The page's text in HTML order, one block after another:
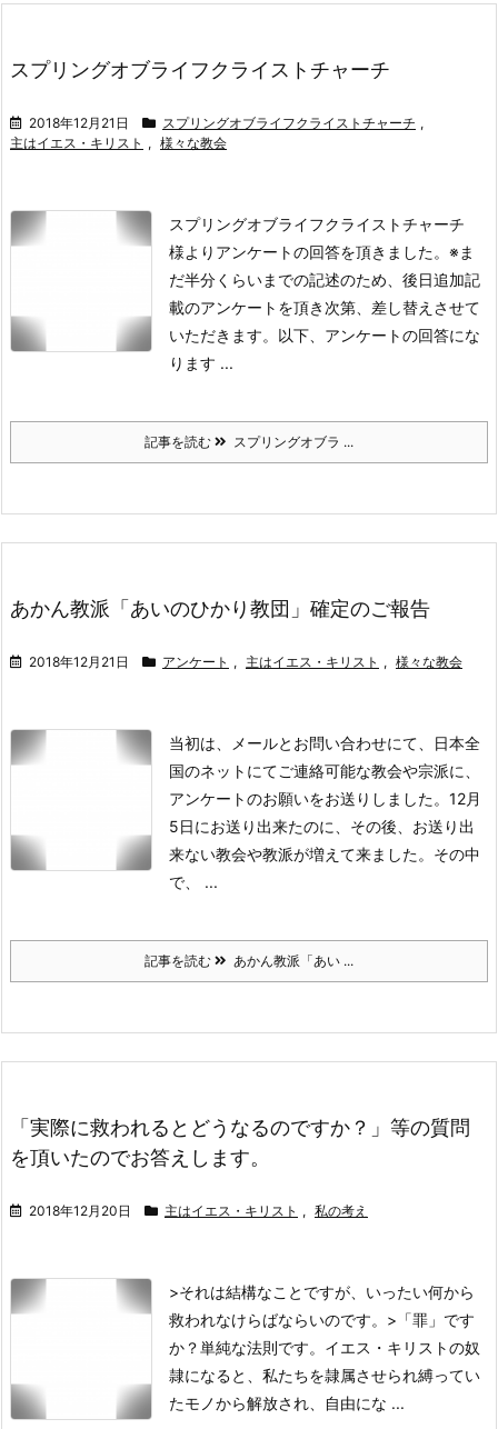
スプリングオブライフクライストチャーチ
2018年12月21日 スプリングオブライフクライストチャーチ ,
主はイエス・キリスト , 様々な教会
スプリングオブライフクライストチャーチ
様よりアンケートの回答を頂きました。 ※ま
だ半分くらいまでの記述のため、後日追加記
載のアンケートを頂き次第、差し替えさせて
いただきます。 以下、アンケートの回答にな
ります ...
記事を読む スプリングオブラ ...
あかん教派「あいのひかり教団」確定のご報告
2018年12月21日 アンケート , 主はイエス・キリスト , 様々な教会
当初は、メールとお問い合わせにて、日本全
国のネットにてご連絡可能な教会や宗派に、
アンケートのお願いをお送りしました。 12月
5日にお送り出来たのに、その後、お送り出
来ない教会や教派が増えて来ました。 その中
で、 ...
記事を読む あかん教派「あい ...
「実際に救われるとどうなるのですか？」等の質問
を頂いたのでお答えします。
2018年12月20日 主はイエス・キリスト , 私の考え
>それは結構なことですが、いったい何から
救われなけらばならいのです。 >「罪」です
か？単純な法則です。 イエス・キリストの奴
隷になると、私たちを隷属させられ縛ってい
たモノから解放され、自由にな ...